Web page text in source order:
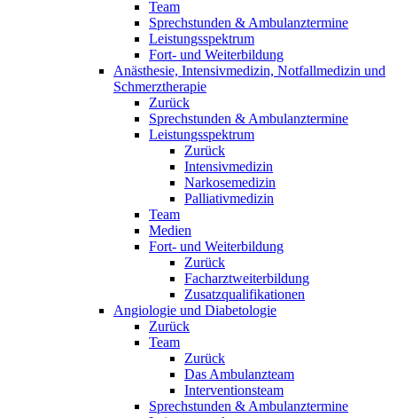
Team
Sprechstunden & Ambulanztermine
Leistungsspektrum
Fort- und Weiterbildung
Anästhesie, Intensivmedizin, Notfallmedizin und
Schmerztherapie
Zurück
Sprechstunden & Ambulanztermine
Leistungsspektrum
Zurück
Intensivmedizin
Narkosemedizin
Palliativmedizin
Team
Medien
Fort- und Weiterbildung
Zurück
Facharztweiterbildung
Zusatzqualifikationen
Angiologie und Diabetologie
Zurück
Team
Zurück
Das Ambulanzteam
Interventionsteam
Sprechstunden & Ambulanztermine